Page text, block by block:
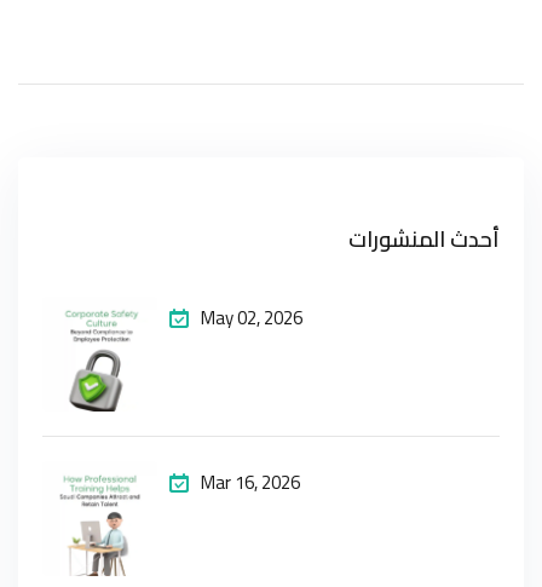
أحدث المنشورات
May 02, 2026
Mar 16, 2026